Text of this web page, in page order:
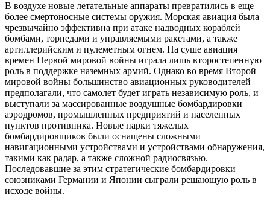
В воздухе новые летательные аппараты превратились в еще
более смертоносные системы оружия. Морская авиация была
чрезвычайно эффективна при атаке надводных кораблей
бомбами, торпедами и управляемыми ракетами, а также
артиллерийским и пулеметным огнем. На суше авиация
времен Первой мировой войны играла лишь второстепенную
роль в поддержке наземных армий. Однако во время Второй
мировой войны большинство авиационных руководителей
предполагали, что самолет будет играть независимую роль, и
выступали за массированные воздушные бомбардировки
аэродромов, промышленных предприятий и населенных
пунктов противника. Новые парки тяжелых
бомбардировщиков были оснащены сложными
навигационными устройствами и устройствами обнаружения,
такими как радар, а также сложной радиосвязью.
Последовавшие за этим стратегические бомбардировки
союзниками Германии и Японии сыграли решающую роль в
исходе войны.